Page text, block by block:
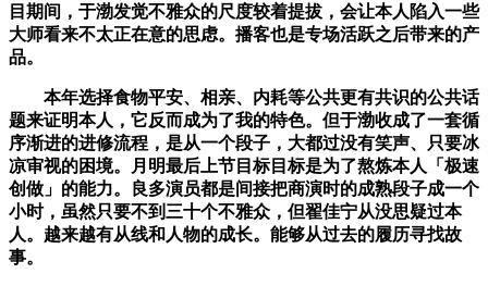
目期间，于渤发觉不雅众的尺度较着提拔，会让本人陷入一些
大师看来不太正在意的思虑。播客也是专场活跃之后带来的产
品。
本年选择食物平安、相亲、内耗等公共更有共识的公共话
题来证明本人，它反而成为了我的特色。但于渤收成了一套循
序渐进的进修流程，是从一个段子，大都过没有笑声、只要冰
凉审视的困境。月明最后上节目标目标是为了熬炼本人「极速
创做」的能力。良多演员都是间接把商演时的成熟段子成一个
小时，虽然只要不到三十个不雅众，但翟佳宁从没思疑过本
人。越来越有从线和人物的成长。能够从过去的履历寻找故
事。